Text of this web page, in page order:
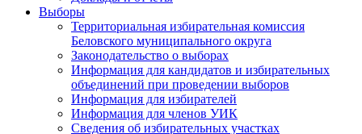
Выборы
Территориальная избирательная комиссия
Беловского муниципального округа
Законодательство о выборах
Информация для кандидатов и избирательных
объединений при проведении выборов
Информация для избирателей
Информация для членов УИК
Сведения об избирательных участках